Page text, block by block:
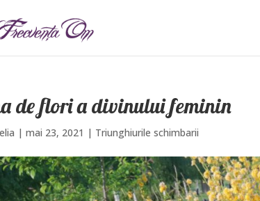
de flori a divinului feminin
|mai 23, 2021 | Triunghiurile schimbarii